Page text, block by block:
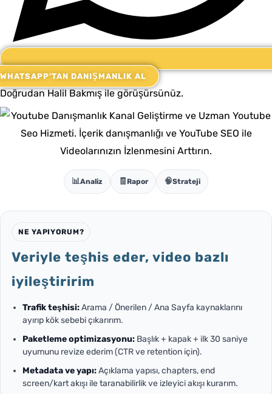
WHATSAPP’TAN DANIŞMANLIK AL
Doğrudan Halil Bakmış ile görüşürsünüz.
📊Analiz 🧾 Rapor 🧠Strateji
NE YAPIYORUM?
Veriyle teşhis eder, video bazlı
iyileştiririm
Trafik teşhisi:Arama / Önerilen / Ana Sayfa kaynaklarını
ayırıp kök sebebi çıkarırım.
Paketleme optimizasyonu: Başlık + kapak + ilk 30 saniye
uyumunu revize ederim (CTR ve retention için).
Metadata ve yapı:Açıklama yapısı, chapters, end
screen/kart akışı ile taranabilirlik ve izleyici akışı kurarım.